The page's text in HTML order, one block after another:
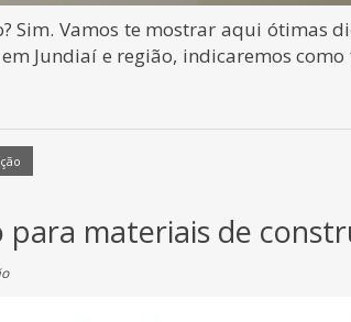
Sim. Vamos te mostrar aqui ótimas
Jundiaí e região, indicaremos
materiais de